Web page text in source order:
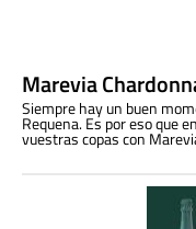
Marevia
Siempre hay un buen
Requena. Es por eso que
vuestras copas con